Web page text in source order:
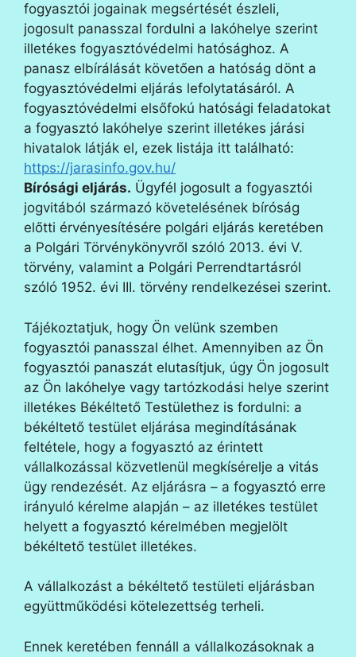
fogyasztói jogainak megsértését észleli,
jogosult panasszal fordulni a lakóhelye szerint
illetékes fogyasztóvédelmi hatósághoz. A
panasz elbírálását követően a hatóság dönt a
fogyasztóvédelmi eljárás lefolytatásáról. A
fogyasztóvédelmi elsőfokú hatósági feladatokat
a fogyasztó lakóhelye szerint illetékes járási
hivatalok látják el, ezek listája itt található:
https://jarasinfo.gov.hu/
Bírósági eljárás. Ügyfél jogosult a fogyasztói
jogvitából származó követelésének bíróság
előtti érvényesítésére polgári eljárás keretében
a Polgári Törvénykönyvről szóló 2013. évi V.
törvény, valamint a Polgári Perrendtartásról
szóló 1952. évi III. törvény rendelkezései szerint.
Tájékoztatjuk, hogy Ön velünk szemben
fogyasztói panasszal élhet. Amennyiben az Ön
fogyasztói panaszát elutasítjuk, úgy Ön jogosult
az Ön lakóhelye vagy tartózkodási helye szerint
illetékes Békéltető Testülethez is fordulni: a
békéltető testület eljárása megindításának
feltétele, hogy a fogyasztó az érintett
vállalkozással közvetlenül megkísérelje a vitás
ügy rendezését. Az eljárásra – a fogyasztó erre
irányuló kérelme alapján – az illetékes testület
helyett a fogyasztó kérelmében megjelölt
békéltető testület illetékes.
A vállalkozást a békéltető testületi eljárásban
együttműködési kötelezettség terheli.
Ennek keretében fennáll a vállalkozásoknak a